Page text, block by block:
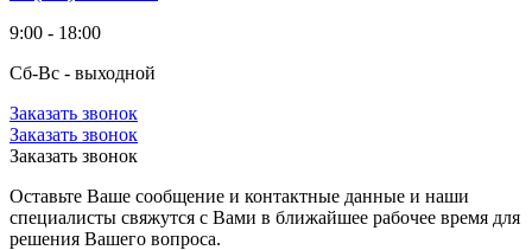
9:00 - 18:00
Сб-Вс - выходной
Заказать звонок
Заказать звонок
Заказать звонок
Оставьте Ваше сообщение и контактные данные и наши
специалисты свяжутся с Вами в ближайшее рабочее время для
решения Вашего вопроса.